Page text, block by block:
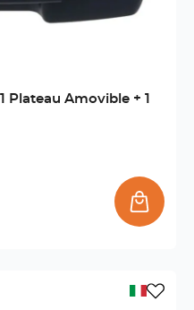
Plateau Amovible + 1